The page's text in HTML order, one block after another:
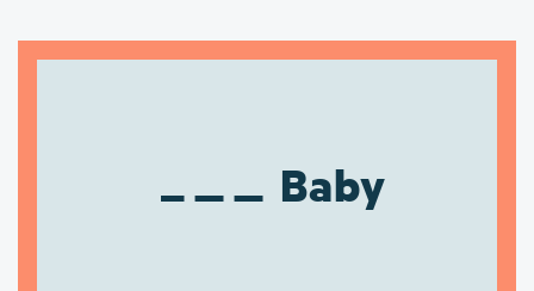
Baby